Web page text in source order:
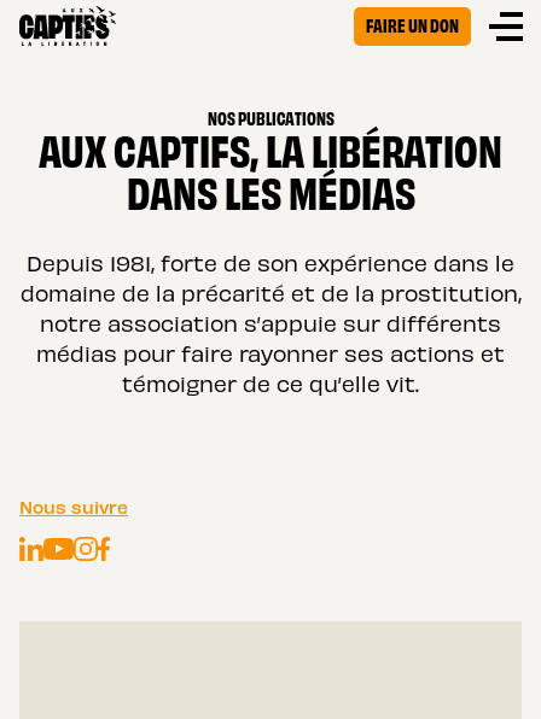
FAIRE UN DON
NOS PUBLICATIONS
AUX CAPTIFS, LA LIBÉRATION
DANS LES MÉDIAS
Depuis 1981, forte de son expérience dans le
domaine de la précarité et de la prostitution,
notre association s’appuie sur différents
médias pour faire rayonner ses actions et
témoigner de ce qu’elle vit.
Nous suivre
LinkedIn
YouTube
Instagram
Facebook